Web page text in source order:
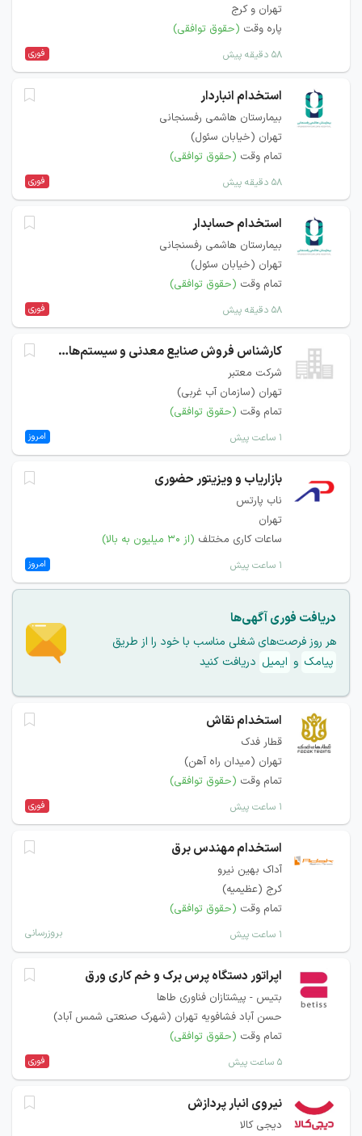
تهران و کرج
پاره وقت (حقوق توافقی)
۵۸ دقیقه پیش فوری
استخدام انباردار
بیمارستان هاشمی رفسنجانی
تهران (خیابان سئول)
تمام وقت (حقوق توافقی)
۵۸ دقیقه پیش فوری
استخدام حسابدار
بیمارستان هاشمی رفسنجانی
تهران (خیابان سئول)
تمام وقت (حقوق توافقی)
۵۸ دقیقه پیش فوری
کارشناس فروش صنایع معدنی و سیستم‌های دوار
شرکت معتبر
تهران (سازمان آب غربی)
تمام وقت (حقوق توافقی)
۱ ساعت پیش امروز
بازاریاب و ویزیتور حضوری
ناب پارتس
تهران
ساعات کاری مختلف (از ۳۰ میلیون به بالا)
۱ ساعت پیش امروز
دریافت فوری آگهی‌ها
هر روز فرصت‌های شغلی مناسب با خود را از طریق
پیامک و ایمیل دریافت کنید
استخدام نقاش
قطار فدک
تهران (میدان راه آهن)
تمام وقت (حقوق توافقی)
۱ ساعت پیش فوری
استخدام مهندس برق
آداک بهین نیرو
کرج (عظیمیه)
تمام وقت (حقوق توافقی)
۱ ساعت پیش بروزرسانی
اپراتور دستگاه پرس برک و خم کاری ورق
بتیس - پیشتازان فناوری طاها
حسن آباد فشافویه تهران (شهرک صنعتی شمس آباد)
تمام وقت (حقوق توافقی)
۵ ساعت پیش فوری
نیروی انبار پردازش
دیجی کالا